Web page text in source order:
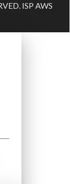
ISP AWS